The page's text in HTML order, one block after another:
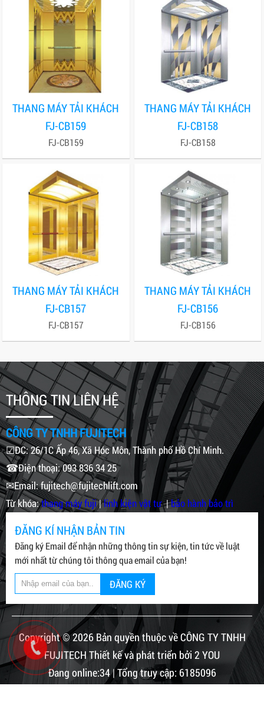
THANG MÁY TẢI KHÁCH
FJ-CB159
FJ-CB159
THANG MÁY TẢI KHÁCH
FJ-CB158
FJ-CB158
THANG MÁY TẢI KHÁCH
FJ-CB157
FJ-CB157
THANG MÁY TẢI KHÁCH
FJ-CB156
FJ-CB156
THÔNG TIN LIÊN HỆ
CÔNG TY TNHH FUJITECH
☑ĐC: 26/1C Ấp 46, Xã Hóc Môn, Thành phố Hồ Chí Minh.
☎Điện thoại: 093 836 34 25
✉Email: fujitech@fujitechlift.com
Từ khóa:thang máy fuji|linh kiện vật tư|bảo hành bảo trì
ĐĂNG KÍ NHẬN BẢN TIN
Đăng ký Email để nhận những thông tin sự kiện, tin tức về luật
mới nhất từ chúng tôi thông qua email của bạn!
ĐĂNG KÝ
Copyright © 2026 Bản quyền thuộc về CÔNG TY TNHH
FUJITECH Thiết kế và phát triển bởi 2 YOU
Đang online:34 | Tổng truy cập: 6185096